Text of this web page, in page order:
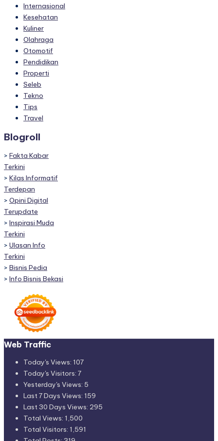
Internasional
Kesehatan
Kuliner
Olahraga
Otomotif
Pendidikan
Properti
Seleb
Tekno
Tips
Travel
Blogroll
> Fakta Kabar
Terkini
> Kilas Informatif
Terdepan
> Opini Digital
Terupdate
> Inspirasi Muda
Terkini
> Ulasan Info
Terkini
> Bisnis Pedia
> Info Bisnis Bekasi
Web Traffic
Today's Views: 107
Today's Visitors: 7
Yesterday's Views: 5
Last 7 Days Views: 159
Last 30 Days Views: 295
Total Views: 1,500
Total Visitors: 1,591